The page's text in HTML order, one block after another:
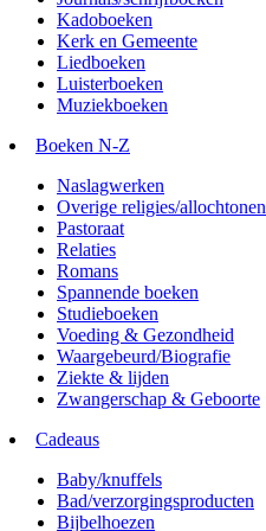
Kadoboeken
Kerk en Gemeente
Liedboeken
Luisterboeken
Muziekboeken
Boeken N-Z
Naslagwerken
Overige religies/allochtonen
Pastoraat
Relaties
Romans
Spannende boeken
Studieboeken
Voeding & Gezondheid
Waargebeurd/Biografie
Ziekte & lijden
Zwangerschap & Geboorte
Cadeaus
Baby/knuffels
Bad/verzorgingsproducten
Bijbelhoezen